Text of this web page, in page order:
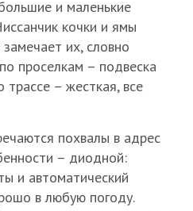
и маленькие
кочки и ямы
их, словно
проселкам – подвеска
трассе – жесткая, все
похвалы в адрес
– диодной:
и автоматический
в любую погоду.